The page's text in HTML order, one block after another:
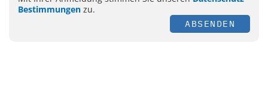
Bestimmungen zu.
ABSENDEN